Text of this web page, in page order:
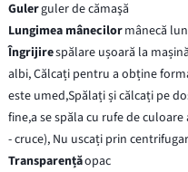
Gulerguler de cămaşă
Lungimea mânecilormânecă
Îngrijirespălare ușoară la
albi, Călcați pentru a obține
este umed,Spălați și călcați pe
fine,a se spăla cu rufe de
- cruce), Nu uscați prin
Transparențăopac